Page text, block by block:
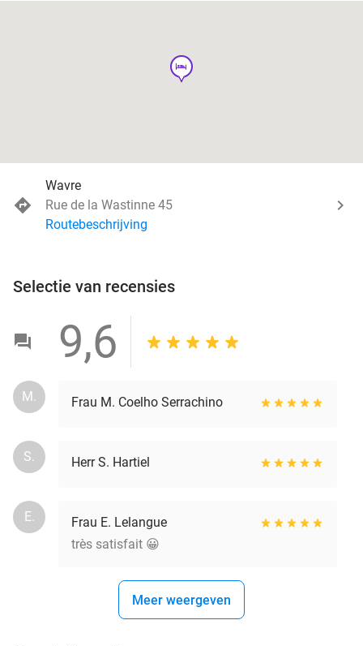
hotel
Wavre
Rue de la Wastinne 45
Routebeschrijving
Selectie van recensies
9,6
M. Frau M. Coelho Serrachino
S. Herr S. Hartiel
E.
Frau E. Lelangue
très satisfait 😀
Meer weergeven